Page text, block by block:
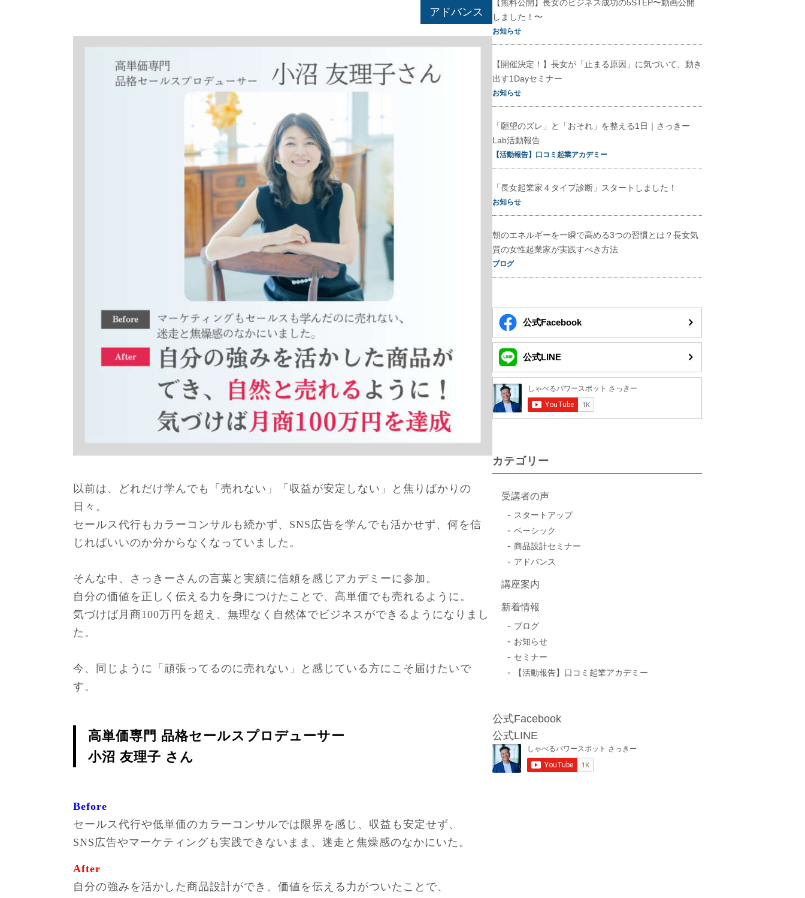
アドバンス
以前は、どれだけ学んでも「売れない」「収益が安定しない」と焦りばかりの
日々。
セールス代行もカラーコンサルも続かず、SNS広告を学んでも活かせず、何を信
じればいいのか分からなくなっていました。
そんな中、さっきーさんの言葉と実績に信頼を感じアカデミーに参加。
自分の価値を正しく伝える力を身につけたことで、高単価でも売れるように。
気づけば月商100万円を超え、無理なく自然体でビジネスができるようになりまし
た。
今、同じように「頑張ってるのに売れない」と感じている方にこそ届けたいで
す。
高単価専門 品格セールスプロデューサー
小沼 友理子 さん
Before
セールス代行や低単価のカラーコンサルでは限界を感じ、収益も安定せず、
SNS広告やマーケティングも実践できないまま、迷走と焦燥感のなかにいた。
After
自分の強みを活かした商品設計ができ、価値を伝える力がついたことで、
【無料公開】長女のビジネス成功の5STEP〜動画公開
しました！〜
お知らせ
【開催決定！】長女が「止まる原因」に気づいて、動き
出す1Dayセミナー
お知らせ
「願望のズレ」と「おそれ」を整える1日｜さっきー
Lab活動報告
【活動報告】口コミ起業アカデミー
「長女起業家４タイプ診断」スタートしました！
お知らせ
朝のエネルギーを一瞬で高める3つの習慣とは？長女気
質の女性起業家が実践すべき方法
ブログ
公式Facebook
公式LINE
カテゴリー
受講者の声
スタートアップ
ベーシック
商品設計セミナー
アドバンス
講座案内
新着情報
ブログ
お知らせ
セミナー
【活動報告】口コミ起業アカデミー
公式Facebook
公式LINE